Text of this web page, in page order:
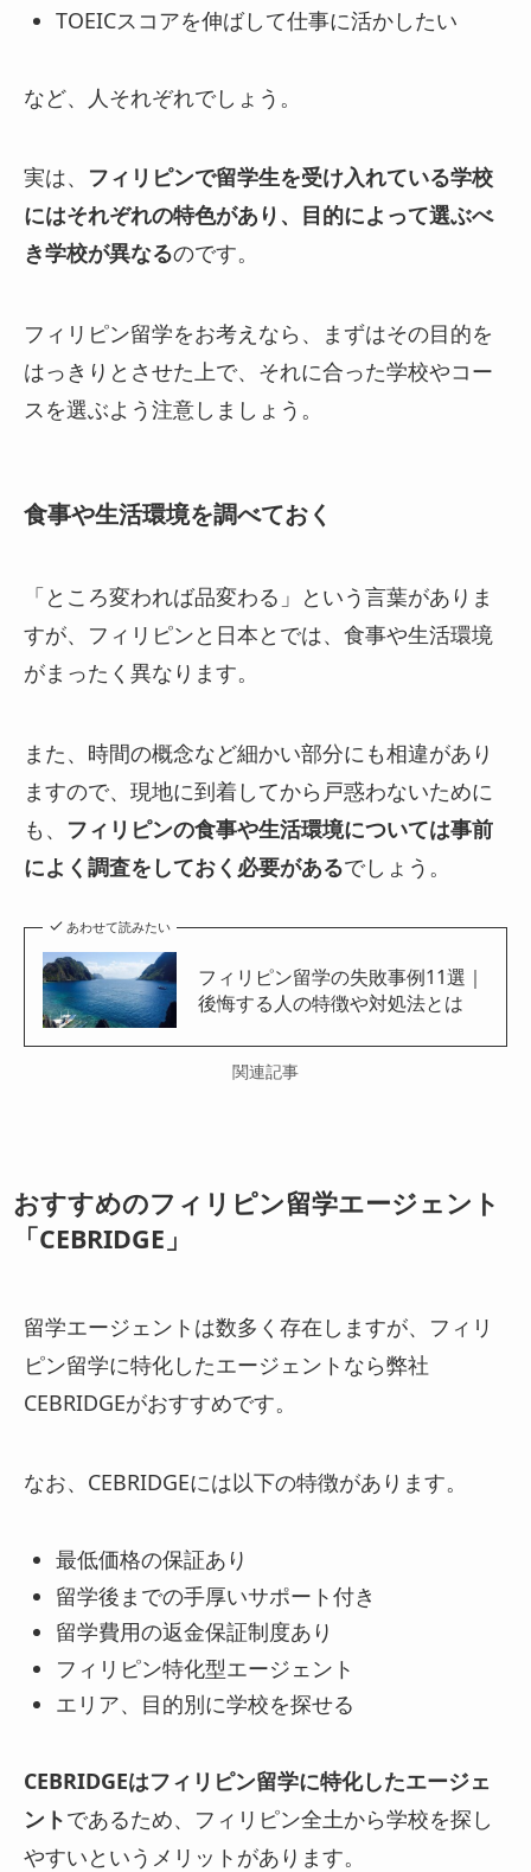
TOEICスコアを伸ばして仕事に活かしたい
など、人それぞれでしょう。
実は、 フィリピンで留学生を受け入れている学校
にはそれぞれの特色があり、目的によって選ぶべ
き学校が異なるのです。
フィリピン留学をお考えなら、まずはその目的を
はっきりとさせた上で、それに合った学校やコー
スを選ぶよう注意しましょう。
食事や生活環境を調べておく
「ところ変われば品変わる」という言葉がありま
すが、フィリピンと日本とでは、食事や生活環境
がまったく異なります。
また、時間の概念など細かい部分にも相違があり
ますので、現地に到着してから戸惑わないために
も、 フィリピンの食事や生活環境については事前
によく調査をしておく必要があるでしょう。
あわせて読みたい
フィリピン留学の失敗事例11選｜
後悔する人の特徴や対処法とは
関連記事
おすすめのフィリピン留学エージェント
「CEBRIDGE」
留学エージェントは数多く存在しますが、フィリ
ピン留学に特化したエージェントなら弊社
CEBRIDGEがおすすめです。
なお、CEBRIDGEには以下の特徴があります。
最低価格の保証あり
留学後までの手厚いサポート付き
留学費用の返金保証制度あり
フィリピン特化型エージェント
エリア、目的別に学校を探せる
CEBRIDGEはフィリピン留学に特化したエージェ
ントであるため、フィリピン全土から学校を探し
やすいというメリットがあります。